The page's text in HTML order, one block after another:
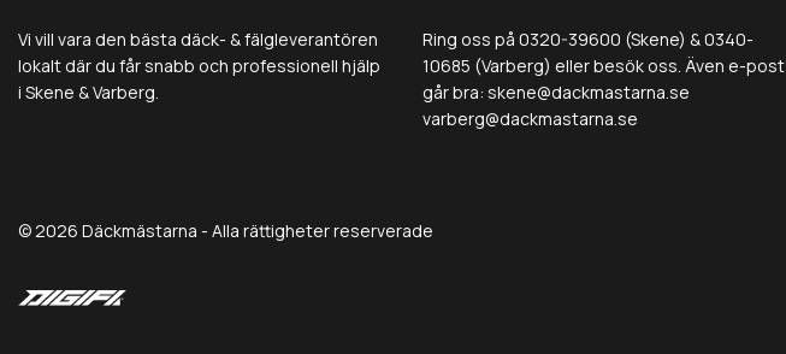
Vi vill vara den bästa däck- & fälgleverantören
lokalt där du får snabb och professionell hjälp
i Skene & Varberg.
Ring oss på 0320-39600 (Skene) & 0340-
10685 (Varberg) eller besök oss. Även e-post
går bra: skene@dackmastarna.se
varberg@dackmastarna.se
© 2026 Däckmästarna - Alla rättigheter reserverade